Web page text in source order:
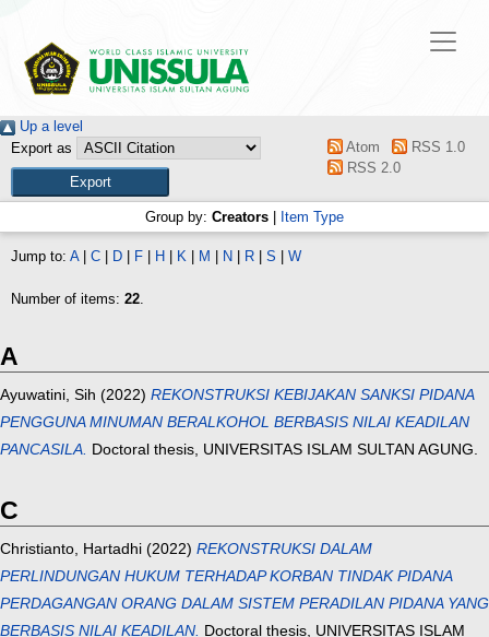
Up a level
Export as
Atom
RSS 1.0
RSS 2.0
Group by: Creators Item Type
Jump to: A| C D F H K M N R S W
Number of items: 22.
A
Ayuwatini, Sih (2022) REKONSTRUKSI KEBIJAKAN SANKSI PIDANA
PENGGUNA MINUMAN BERALKOHOL BERBASIS NILAI KEADILAN
PANCASILA. Doctoral thesis, UNIVERSITAS ISLAM SULTAN AGUNG.
C
Christianto, Hartadhi (2022) REKONSTRUKSI DALAM
PERLINDUNGAN HUKUM TERHADAP KORBAN TINDAK PIDANA
PERDAGANGAN ORANG DALAM SISTEM PERADILAN PIDANA YANG
BERBASIS NILAI KEADILAN. Doctoral thesis, UNIVERSITAS ISLAM